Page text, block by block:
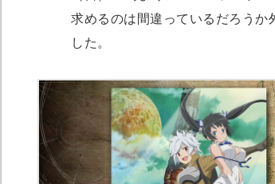
求めるのは間違っているだろうか
した。